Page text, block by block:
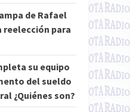
de Rafael
reelección para
su equipo
del sueldo
¿Quiénes son?